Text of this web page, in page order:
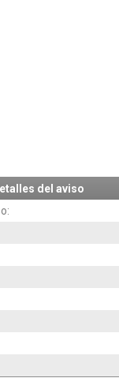
del aviso